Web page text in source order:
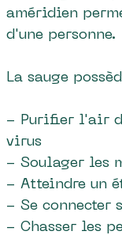
améridien
d'une personne.
La sauge
- Purifier l'air
virus
- Soulager les
- Atteindre un
- Se connecter
- Chasser les